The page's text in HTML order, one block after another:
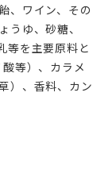
、ワイン、その
うゆ、砂糖、
等を主要原料と
等）、カラメ
）、香料、カン